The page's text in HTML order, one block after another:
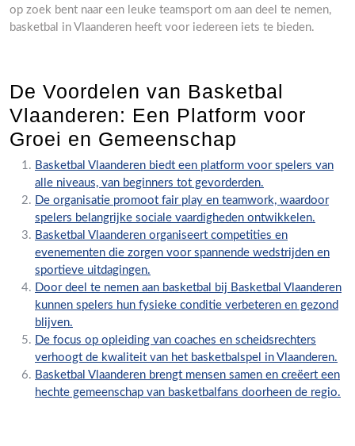
op zoek bent naar een leuke teamsport om aan deel te nemen,
basketbal in Vlaanderen heeft voor iedereen iets te bieden.
De Voordelen van Basketbal
Vlaanderen: Een Platform voor
Groei en Gemeenschap
Basketbal Vlaanderen biedt een platform voor spelers van
alle niveaus, van beginners tot gevorderden.
De organisatie promoot fair play en teamwork, waardoor
spelers belangrijke sociale vaardigheden ontwikkelen.
Basketbal Vlaanderen organiseert competities en
evenementen die zorgen voor spannende wedstrijden en
sportieve uitdagingen.
Door deel te nemen aan basketbal bij Basketbal Vlaanderen
kunnen spelers hun fysieke conditie verbeteren en gezond
blijven.
De focus op opleiding van coaches en scheidsrechters
verhoogt de kwaliteit van het basketbalspel in Vlaanderen.
Basketbal Vlaanderen brengt mensen samen en creëert een
hechte gemeenschap van basketbalfans doorheen de regio.